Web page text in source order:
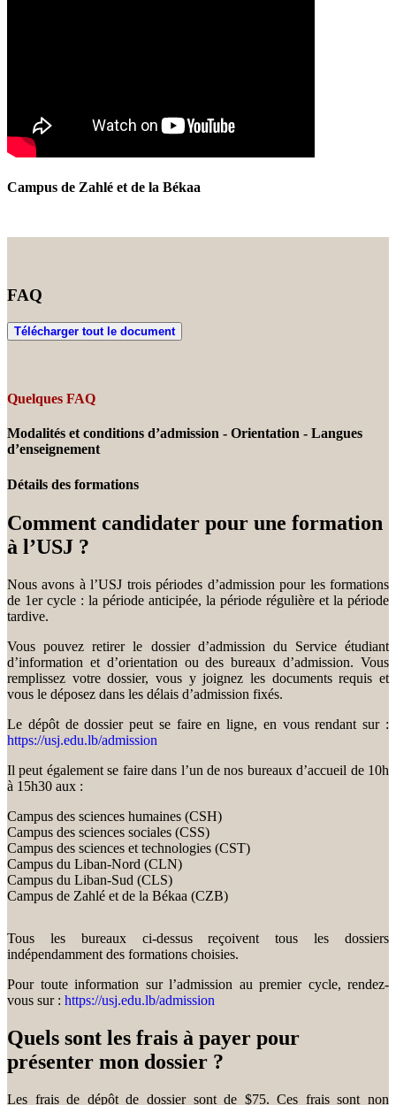
Campus de Zahlé et de la Békaa
FAQ
Télécharger tout le document
Quelques FAQ
Modalités et conditions d’admission - Orientation - Langues
d’enseignement
Détails des formations
Comment candidater pour une formation
à l’USJ ?
Nous avons à l’USJ trois périodes d’admission pour les formations
de 1er cycle : la période anticipée, la période régulière et la période
tardive.
Vous pouvez retirer le dossier d’admission du Service étudiant
d’information et d’orientation ou des bureaux d’admission. Vous
remplissez votre dossier, vous y joignez les documents requis et
vous le déposez dans les délais d’admission fixés.
Le dépôt de dossier peut se faire en ligne, en vous rendant sur :
https://usj.edu.lb/admission
Il peut également se faire dans l’un de nos bureaux d’accueil de 10h
à 15h30 aux :
Campus des sciences humaines (CSH)
Campus des sciences sociales (CSS)
Campus des sciences et technologies (CST)
Campus du Liban-Nord (CLN)
Campus du Liban-Sud (CLS)
Campus de Zahlé et de la Békaa (CZB)
Tous les bureaux ci-dessus reçoivent tous les dossiers
indépendamment des formations choisies.
Pour toute information sur l’admission au premier cycle, rendez-
vous sur : https://usj.edu.lb/admission
Quels sont les frais à payer pour
présenter mon dossier ?
Les frais de dépôt de dossier sont de $75. Ces frais sont non